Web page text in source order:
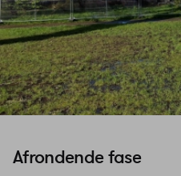
Afrondende fase